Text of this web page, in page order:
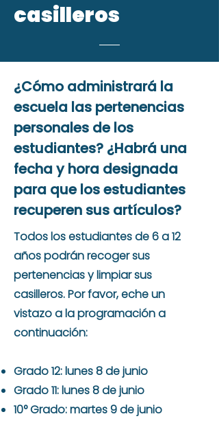
casilleros
¿Cómo administrará la
escuela las pertenencias
personales de los
estudiantes? ¿Habrá una
fecha y hora designada
para que los estudiantes
recuperen sus artículos?
Todos los estudiantes de 6 a 12
años podrán recoger sus
pertenencias y limpiar sus
casilleros. Por favor, eche un
vistazo a la programación a
continuación:
Grado 12: lunes 8 de junio
Grado 11: lunes 8 de junio
10° Grado: martes 9 de junio